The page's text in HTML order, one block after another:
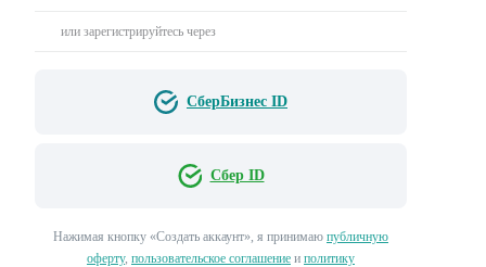
или зарегистрируйтесь через
СберБизнес ID
Сбер ID
Нажимая кнопку «Создать аккаунт», я принимаю публичную
оферту, пользовательское соглашение и политику